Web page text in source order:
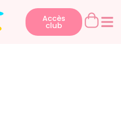
Accès
club